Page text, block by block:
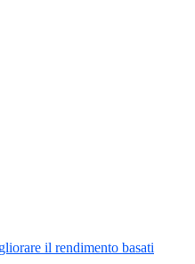
il rendimento basati